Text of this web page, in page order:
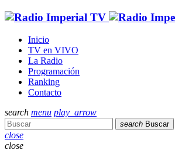
Inicio
TV en VIVO
La Radio
Programación
Ranking
Contacto
search menu play_arrow
search Buscar
close
close